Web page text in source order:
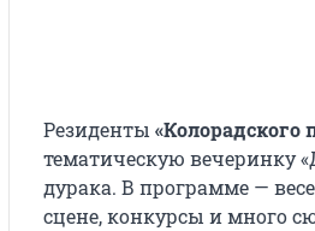
Резиденты «Колорадского
тематическую вечеринку
дурака. В программе —
сцене, конкурсы и много